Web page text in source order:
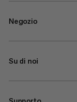
Negozio
Su di noi